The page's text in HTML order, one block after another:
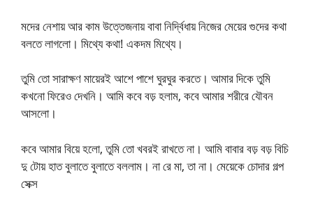
মদের নেশায় আর কাম উত্তেজনায় বাবা নির্দ্বিধায় নিজের মেয়ের গুদের কথা
বলতে লাগলো। মিথ্যে কথা! একদম মিথ্যে।
তুমি তো সারাক্ষণ মায়েরই আশে পাশে ঘুরঘুর করতে। আমার দিকে তুমি
কখনো ফিরেও দেখনি। আমি কবে বড় হলাম, কবে আমার শরীরে যৌবন
আসলো।
কবে আমার বিয়ে হলো, তুমি তো খবরই রাখতে না। আমি বাবার বড় বড় বিচি
দু টোয় হাত বুলাতে বুলাতে বললাম। না রে মা, তা না। মেয়েকে চোদার গল্প
সেক্স